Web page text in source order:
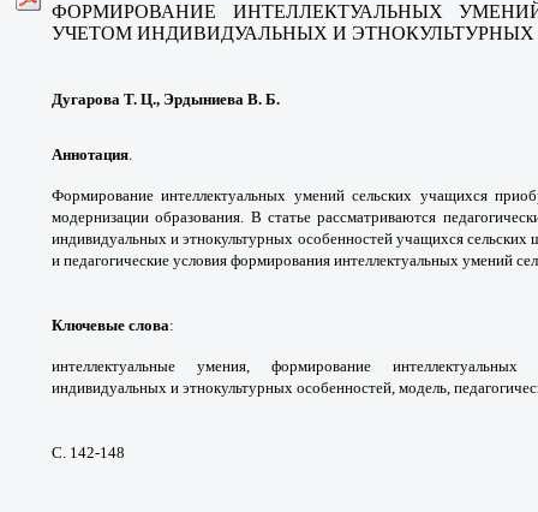
ФОРМИРОВАНИЕ ИНТЕЛЛЕКТУАЛЬНЫХ
УЧЕТОМ ИНДИВИДУАЛЬНЫХ И
Дугарова Т. Ц., Эрдыниева В. Б.
Аннотация.
Формирование интеллектуальных умений сельских учащихся
модернизацииобразования. В статье рассматриваются
индивидуальных и этнокультурных особенностей учащихся сельских
и педагогические условия формирования интеллектуальных умений
Ключевые слова:
интеллектуальные умения, формирование
индивидуальных и этнокультурных особенностей, модель,
С. 142-148